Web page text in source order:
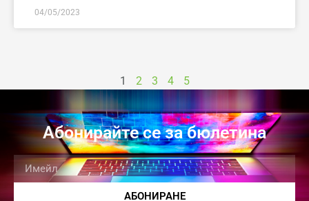
04/05/2023
1 2 3 4 5
Абонирайте се за бюлетина
АБОНИРАНЕ